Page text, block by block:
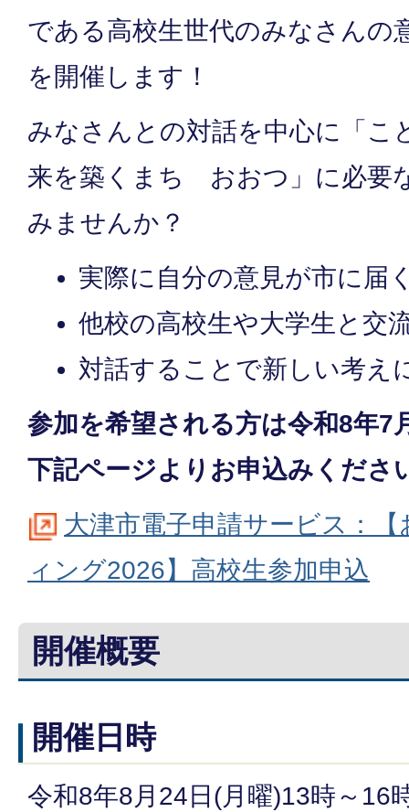
である高校生世代のみなさんの
を開催します！
みなさんとの対話を中心に「こ
来を築くまち おおつ」に必要
みませんか？
実際に自分の意見が市に届
他校の高校生や大学生と交
対話することで新しい考え
参加を希望される方は令和8年7
下記ページよりお申込みくださ
大津市電子申請サービス：
ィング2026】高校生参加申込
開催概要
開催日時
令和8年8月24日(月曜)13時～16